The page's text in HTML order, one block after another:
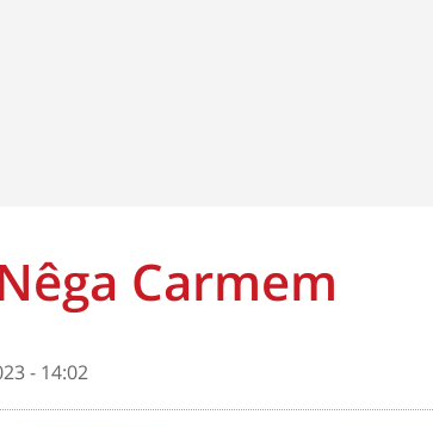
Carmem
- 14:02